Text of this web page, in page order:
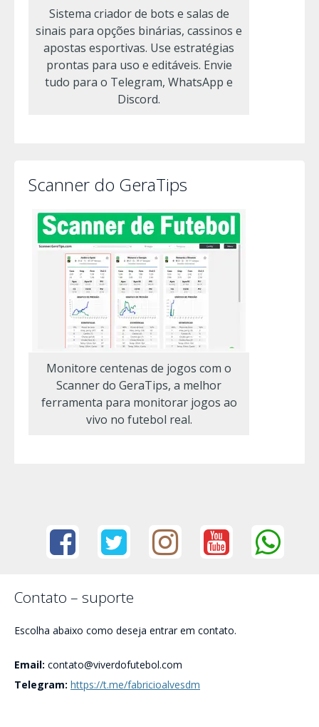
Sistema criador de bots e salas de
sinais para opções binárias, cassinos e
apostas esportivas. Use estratégias
prontas para uso e editáveis. Envie
tudo para o Telegram, WhatsApp e
Discord.
Scanner do GeraTips
Monitore centenas de jogos com o
Scanner do GeraTips, a melhor
ferramenta para monitorar jogos ao
vivo no futebol real.
Contato – suporte
Escolha abaixo como deseja entrar em contato.
Email: contato@viverdofutebol.com
Telegram: https://t.me/fabricioalvesdm